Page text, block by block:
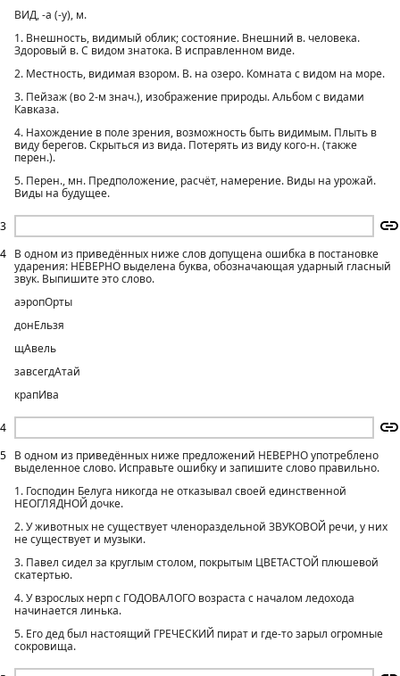
3
ВИД, -а (-у), м.
1. Внешность, видимый облик; состояние. Внешний в. человека.
Здоровый в. С видом знатока. В исправленном виде.
2. Местность, видимая взором. В. на озеро. Комната с видом на море.
3. Пейзаж (во 2-м знач.), изображение природы. Альбом с видами
Кавказа.
4. Нахождение в поле зрения, возможность быть видимым. Плыть в
виду берегов. Скрыться из вида. Потерять из виду кого-н. (также
перен.).
5. Перен., мн. Предположение, расчёт, намерение. Виды на урожай.
Виды на будущее.
4
4
В одном из приведённых ниже слов допущена ошибка в постановке
ударения: НЕВЕРНО выделена буква, обозначающая ударный гласный
звук. Выпишите это слово.
аэропОрты
донЕльзя
щАвель
завсегдАтай
крапИва
5
В одном из приведённых ниже предложений НЕВЕРНО употреблено
выделенное слово. Исправьте ошибку и запишите слово правильно.
1. Господин Белуга никогда не отказывал своей единственной
НЕОГЛЯДНОЙ дочке.
2. У животных не существует членораздельной ЗВУКОВОЙ речи, у них
не существует и музыки.
3. Павел сидел за круглым столом, покрытым ЦВЕТАСТОЙ плюшевой
скатертью.
4. У взрослых нерп с ГОДОВАЛОГО возраста с началом ледохода
начинается линька.
5. Его дед был настоящий ГРЕЧЕСКИЙ пират и где-то зарыл огромные
сокровища.